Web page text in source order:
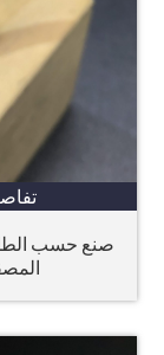
تفاصيل